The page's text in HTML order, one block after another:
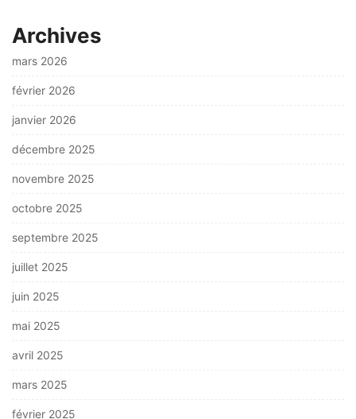
Archives
mars 2026
février 2026
janvier 2026
décembre 2025
novembre 2025
octobre 2025
septembre 2025
juillet 2025
juin 2025
mai 2025
avril 2025
mars 2025
février 2025